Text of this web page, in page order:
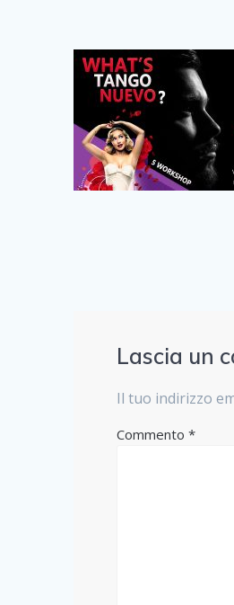
Lascia un
Il tuo indirizzo
Commento*